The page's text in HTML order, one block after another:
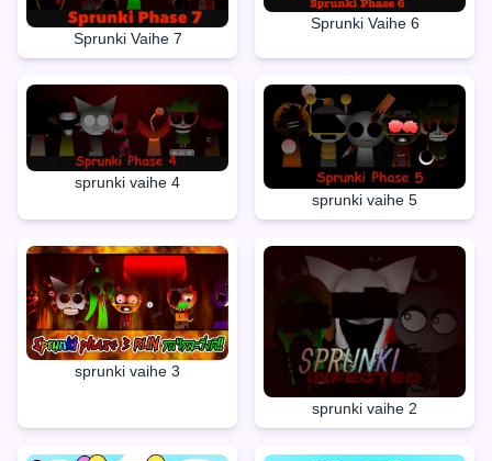
Sprunki Vaihe 7
Sprunki Vaihe 6
sprunki vaihe 4
sprunki vaihe 5
sprunki vaihe 3
sprunki vaihe 2